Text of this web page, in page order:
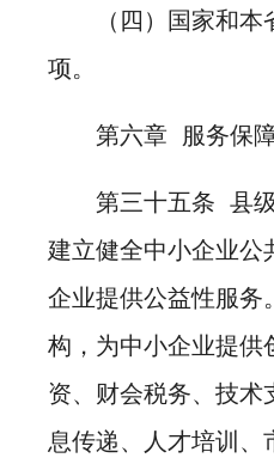
（四）国家和
项。
第六章 服务保
第三十五条 县
建立健全中小企业
企业提供公益性服务
构，为中小企业提供
资、财会税务、技
息传递、人才培训、